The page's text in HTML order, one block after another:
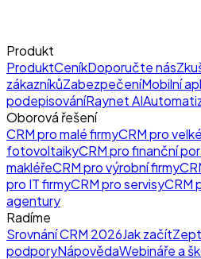
Produkt
ProduktCeníkDoporučte nás
zákazníkůZabezpečeníMobilní
podepisováníRaynet AI
Oborová řešení
CRM pro malé firmyCRM pro
fotovoltaikyCRM pro finanční
makléřeCRM pro výrobní firmy
pro IT firmyCRM pro servisyCRM
agentury
Radíme
Srovnání CRM 2026Jak začít
podporyNápovědaWebináře a